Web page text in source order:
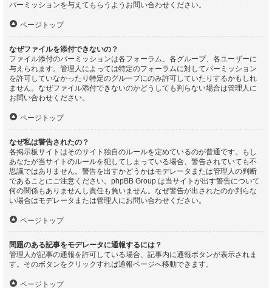
パーミッションを与えてもらうようお問い合わせください。
ページトップ
なぜファイルを添付できないの？
ファイル添付のパーミッションは各フォーラム、各グループ、各ユーザーに
与えられます。管理人によっては特定のフォーラムに対してパーミッション
を許可していなかったり特定のグループにのみ許可していたりするかもしれ
ません。なぜファイル添付できないのかどうしても判らない場合は管理人に
お問い合わせください。
ページトップ
なぜ私は警告されたの？
各掲示板サイトはそのサイト独自のルールを定めているのが普通です。もし
あなたが当サイトのルールを犯してしまっている場合、警告されていても不
思議ではありません。警告を出すかどうかはモデレータまたは管理人の判断
であることにご注意ください。phpBB Group は当サイトが出す警告について
何の関係もありませんし責任も負いません。なぜ警告が出されたのか判らな
い場合はモデレータまたは管理人にお問い合わせください。
ページトップ
問題のある記事をモデレータに通報するには？
管理人が記事の通報を許可している場合、記事内に通報ボタンが表示されま
す。そのボタンをクリックすれば通報ページへ移動できます。
ページトップ